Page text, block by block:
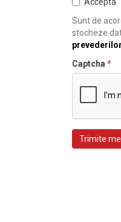
Sunt de
stocheze
Captcha *
Trimite